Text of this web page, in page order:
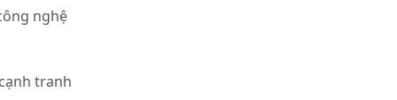
nghệ
tranh